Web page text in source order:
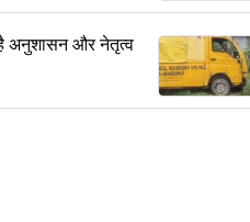
अनुशासन और नेतृत्व